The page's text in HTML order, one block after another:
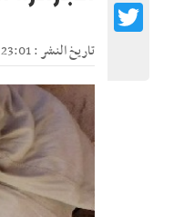
تاريخ النشر : 23:01 - 2026/06/16
Twitter